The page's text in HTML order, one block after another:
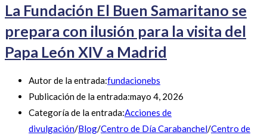
La Fundación El Buen Samaritano se
prepara con ilusión para la visita del
Papa León XIV a Madrid
Autor de la entrada:fundacionebs
Publicación de la entrada:mayo 4, 2026
Categoría de la entrada:Acciones de
divulgación/Blog/Centro de Día Carabanchel/Centro de